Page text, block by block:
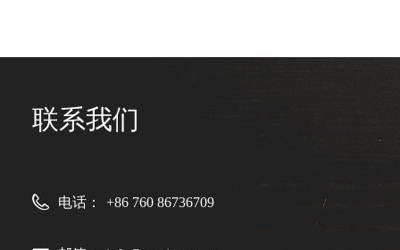
联系我们
电话： +86 760 86736709